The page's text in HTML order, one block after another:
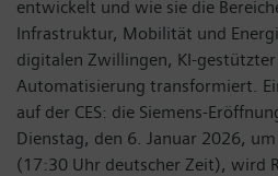
entwickelt und wie sie die
Infrastruktur, Mobilität und
digitalen Zwillingen, KI-
Automatisierung transformiert.
auf der CES: die Siemens-
Dienstag, den 6. Januar 2026, um
(17:30 Uhr deutscher Zeit), wird